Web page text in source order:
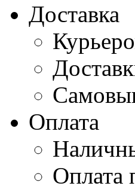
Доставка
Оплата
Оплата